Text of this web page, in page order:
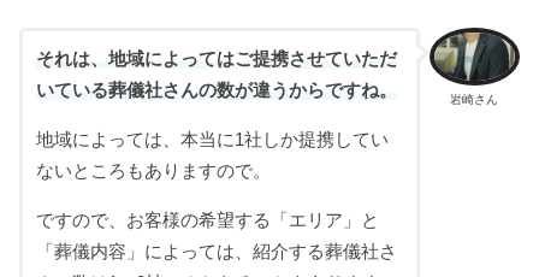
岩崎さん
それは、地域によってはご提携させていただ
いている葬儀社さんの数が違うからですね。
地域によっては、本当に1社しか提携してい
ないところもありますので。
ですので、お客様の希望する「エリア」と
「葬儀内容」によっては、紹介する葬儀社さ